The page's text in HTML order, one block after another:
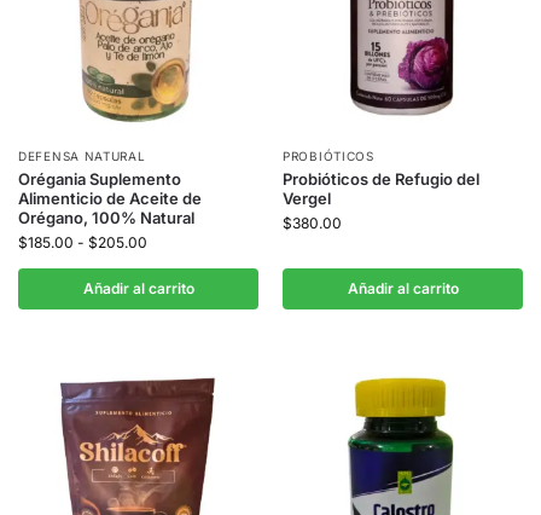
DEFENSA NATURAL
Orégania Suplemento
Alimenticio de Aceite de
Orégano, 100% Natural
$185.00 - $205.00
Añadir al carrito
PROBIÓTICOS
Probióticos de Refugio del
Vergel
$380.00
Añadir al carrito